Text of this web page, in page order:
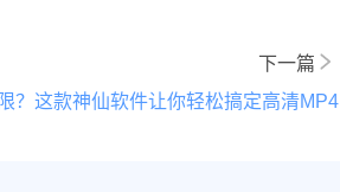
下一篇
？这款神仙软件让你轻松搞定高清MP4